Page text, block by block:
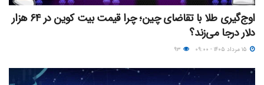
اوج‌گیری طلا با تقاضای چین؛ چرا قیمت بیت کوین در ۶۴ هزار
دلار درجا می‌زند؟